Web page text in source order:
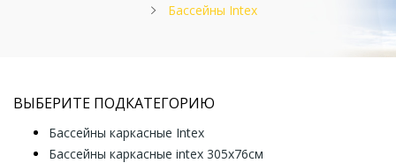
Бассейны Intex
ВЫБЕРИТЕ ПОДКАТЕГОРИЮ
Бассейны каркасные Intex
Бассейны каркасные intex 305х76см